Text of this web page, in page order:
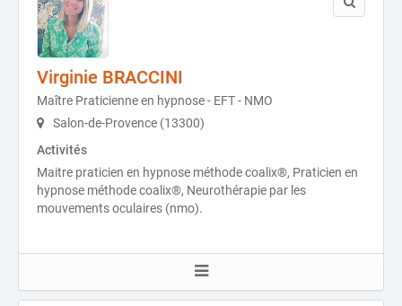
Virginie BRACCINI
Maître Praticienne en hypnose - EFT - NMO
Salon-de-Provence (13300)
Activités
Maitre praticien en hypnose méthode coalix®, Praticien en
hypnose méthode coalix®, Neurothérapie par les
mouvements oculaires (nmo).